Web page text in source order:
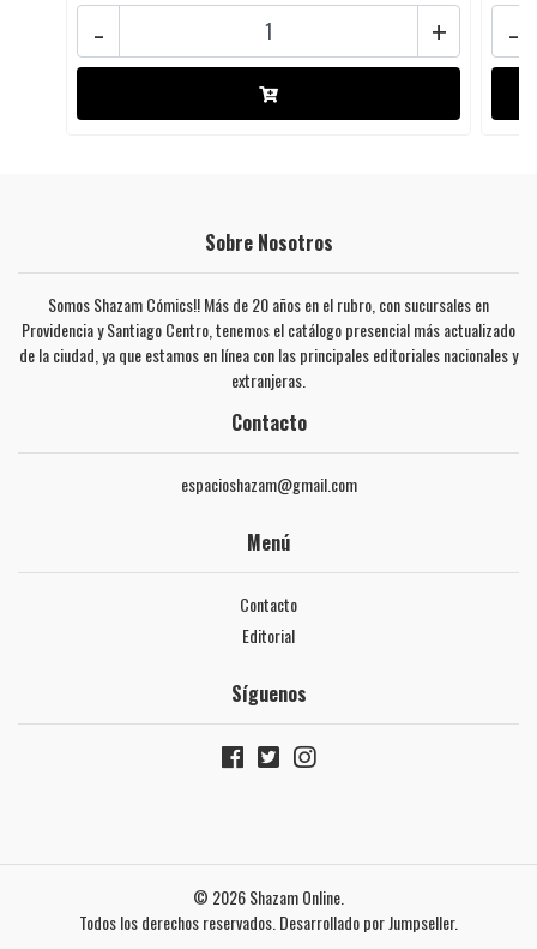
+
- -
Sobre Nosotros
Somos Shazam Cómics!! Más de 20 años en el rubro, con sucursales en
Providencia y Santiago Centro, tenemos el catálogo presencial más actualizado
de la ciudad, ya que estamos en línea con las principales editoriales nacionales y
extranjeras.
Contacto
espacioshazam@gmail.com
Menú
Contacto
Editorial
Síguenos
© 2026 Shazam Online.
Todos los derechos reservados. Desarrollado por Jumpseller.